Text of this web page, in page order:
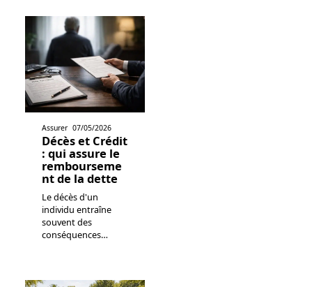
Assurer 07/05/2026
Décès et Crédit
: qui assure le
rembourseme
nt de la dette
Le décès d'un
individu entraîne
souvent des
conséquences…